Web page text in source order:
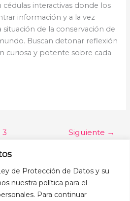
de Protección de Datos y su
nuestra política para el
Para continuar
cédulas interactivas donde los
información y a la vez
situación de la conservación de
Buscan detonar reflexión
curiosa y potente sobre cada
3 Siguiente →